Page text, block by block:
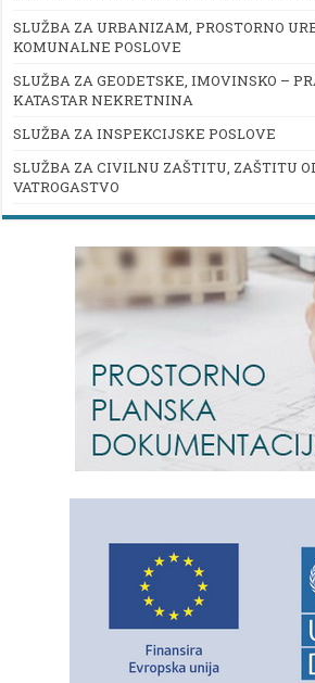
SLUŽBA ZA URBANIZAM, PROSTORNO
KOMUNALNE POSLOVE
SLUŽBA ZA GEODETSKE, IMOVINSKO –
KATASTAR NEKRETNINA
SLUŽBA ZA INSPEKCIJSKE POSLOVE
SLUŽBA ZA CIVILNU ZAŠTITU, ZAŠTITU
VATROGASTVO